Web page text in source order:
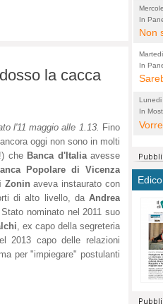
la cacca
l'11 maggio alle 1.13. Fino
oggi non sono in molti
che Banca d'Italiaavesse
Popolare di Vicenza
Zoninaveva instaurato con
di alto livello, da Andrea
nominato nel 2011 suo
, ex capo della segreteria
2013 capo delle relazioni
per "impiegare" postulanti
per
che
qui
PER
sono
(non
dal
Ora
la
ma
In
Non
la
a
In
città,
In
di
e
alta